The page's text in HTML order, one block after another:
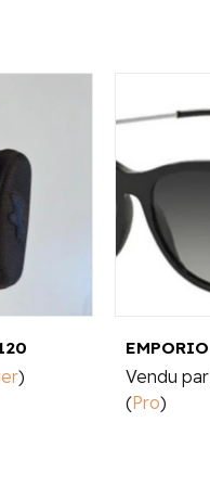
) Vendu par
(Pro)